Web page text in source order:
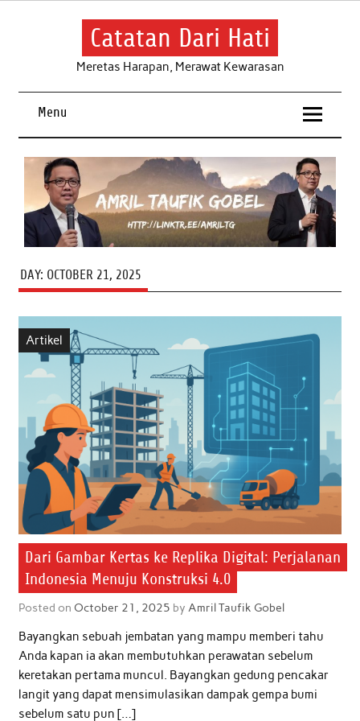
Skip
Catatan Dari Hati
Meretas Harapan, Merawat Kewarasan
Menu
DAY: OCTOBER 21, 2025
Artikel
Dari Gambar Kertas ke Replika Digital: Perjalanan
Indonesia Menuju Konstruksi 4.0
Posted on October 21, 2025 by Amril Taufik Gobel
Bayangkan sebuah jembatan yang mampu memberi tahu
Anda kapan ia akan membutuhkan perawatan sebelum
keretakan pertama muncul. Bayangkan gedung pencakar
langit yang dapat mensimulasikan dampak gempa bumi
sebelum satu pun […]